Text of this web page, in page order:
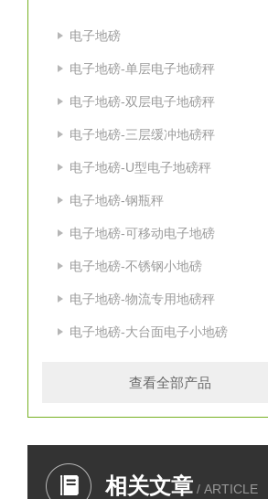
电子地磅
电子地磅-单层电子地磅秤
电子地磅-双层电子地磅秤
电子地磅-三层缓冲地磅秤
电子地磅-U型电子地磅秤
电子地磅-钢瓶秤
电子地磅-可移动电子地磅
电子地磅-不锈钢小地磅
电子地磅-物流专用地磅秤
电子地磅-大台面电子小地磅
查看全部产品
相关文章 / ARTICLE